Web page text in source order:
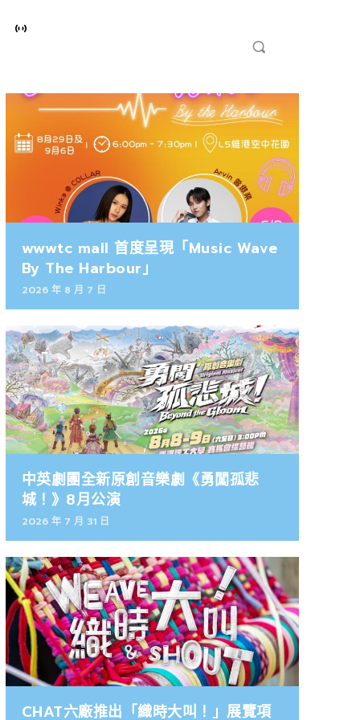
wwwtc mall 首度呈現「Music Wave
By The Harbour」
2026 年 8 月 7 日
中英劇團全新原創音樂劇《勇闖孤悲
城！》8月公演
2026 年 7 月 31 日
CHAT六廠推出「織時大叫！」展覽項